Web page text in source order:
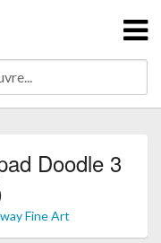
Doodle 3
Fine Art